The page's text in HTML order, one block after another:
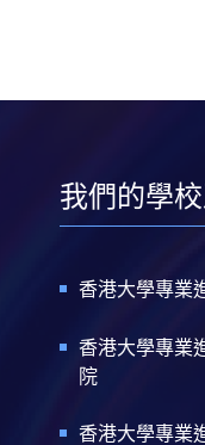
我們的學
香港大學專業
香港大學專業
院
香港大學專業